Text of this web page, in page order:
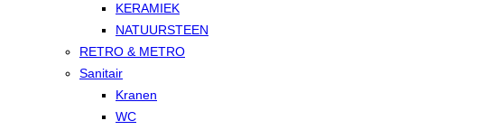
KERAMIEK
NATUURSTEEN
RETRO & METRO
Sanitair
Kranen
WC